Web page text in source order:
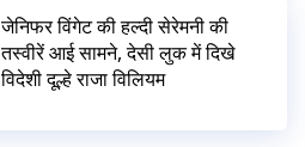
जेनिफर विंगेट की हल्दी सेरेमनी की
तस्वीरें आई सामने, देसी लुक में दिखे
विदेशी दूल्हे राजा विलियम